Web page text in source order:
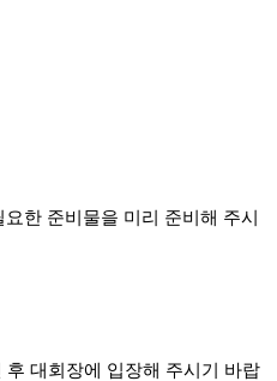
한 준비물을 미리 준비해 주시
대회장에 입장해 주시기 바랍